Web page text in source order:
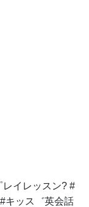
レイレッスン? #
#キッス゛英会話